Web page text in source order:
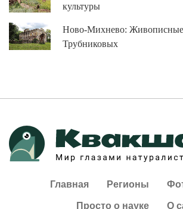
культуры
Ново-Михнево:
Трубниковых
Главная Регионы
Просто о науке О